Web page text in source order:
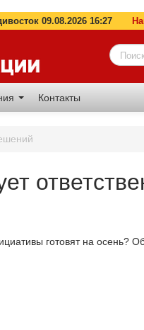
09.08.2026 16:27
Контакты
готовят на осень?